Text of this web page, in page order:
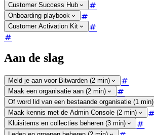
Customer Success Hub
Onboarding-playbook
Customer Activation Kit
Aan de slag
Meld je aan voor Bitwarden (2 min)
Maak een organisatie aan (2 min)
Of word lid van een bestaande organisatie (1 min)
Maak kennis met de Admin Console (2 min)
Kluisitems en collecties beheren (3 min)